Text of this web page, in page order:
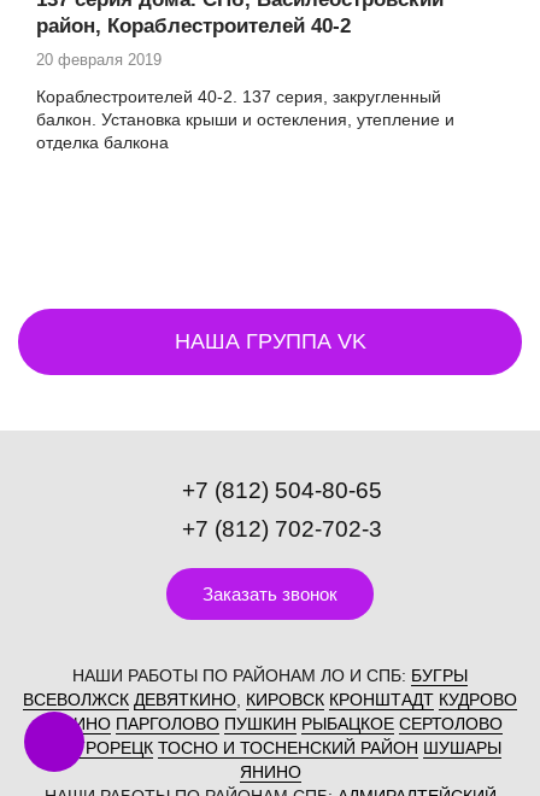
район, Кораблестроителей 40-2
20 февраля 2019
Кораблестроителей 40-2. 137 серия, закругленный
балкон. Установка крыши и остекления, утепление и
отделка балкона
НАША ГРУППА VK
+7 (812) 504-80-65
+7 (812) 702-702-3
Заказать звонок
НАШИ РАБОТЫ ПО РАЙОНАМ ЛО И СПБ: БУГРЫ
ВСЕВОЛЖСК ДЕВЯТКИНО КИРОВСК КРОНШТАДТ КУДРОВО
МУРИНО ПАРГОЛОВО ПУШКИН РЫБАЦКОЕ СЕРТОЛОВО
СЕСТРОРЕЦК ТОСНО И ТОСНЕНСКИЙ РАЙОН ШУШАРЫ
ЯНИНО